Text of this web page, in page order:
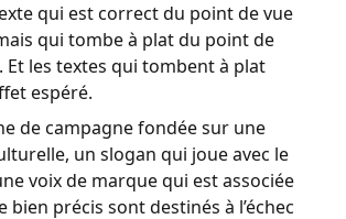
qui est correct du point de vue
qui tombe à plat du point de
Et les textes qui tombent à plat
espéré.
de campagne fondée sur une
un slogan qui joue avec le
voix de marque qui est associée
bien précis sont destinés à l’échec